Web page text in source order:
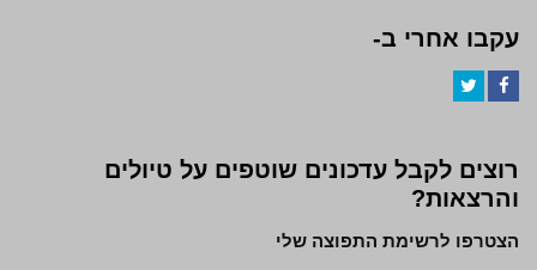
עקבו אחרי ב-
רוצים לקבל עדכונים שוטפים על טיולים
והרצאות?
הצטרפו לרשימת התפוצה שלי